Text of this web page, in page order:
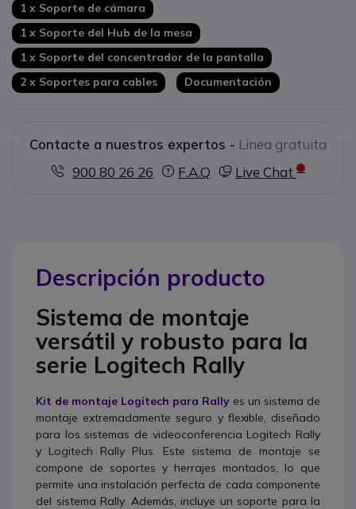
1 x Soporte de cámara
1 x Soporte del Hub de la mesa
1 x Soporte del concentrador de la pantalla
2 x Soportes para cables
Documentación
Contacte a nuestros expertos - Linea gratuita
900 80 26 26
F.A.Q Live Chat
Descripción producto
Sistema de montaje
versátil y robusto para la
serie Logitech Rally
Kit de montaje Logitech para Rally es un sistema de
montaje extremadamente seguro y flexible, diseñado
para los sistemas de videoconferencia Logitech Rally
y Logitech Rally Plus. Este sistema de montaje se
compone de soportes y herrajes montados, lo que
permite una instalación perfecta de cada componente
del sistema Rally. Además, incluye un soporte para la